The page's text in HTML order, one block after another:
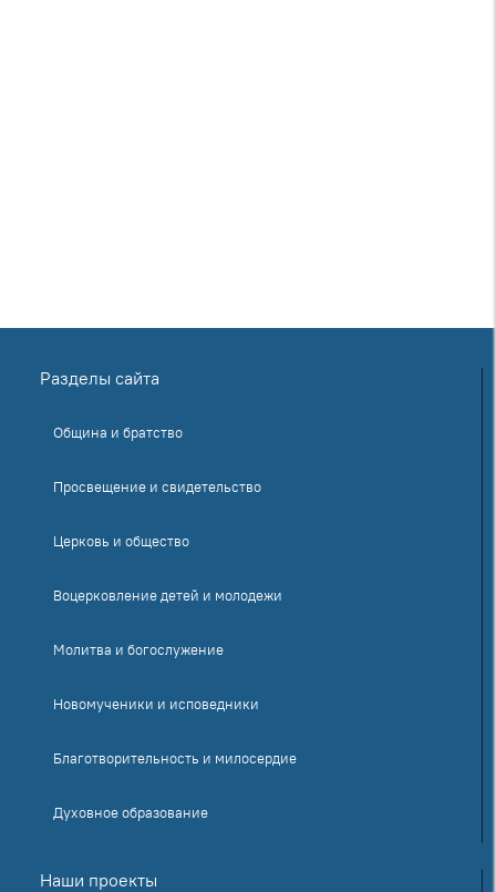
Разделы сайта
Община и братство
Просвещение и свидетельство
Церковь и общество
Воцерковление детей и молодежи
Молитва и богослужение
Новомученики и исповедники
Благотворительность и милосердие
Духовное образование
Наши проекты